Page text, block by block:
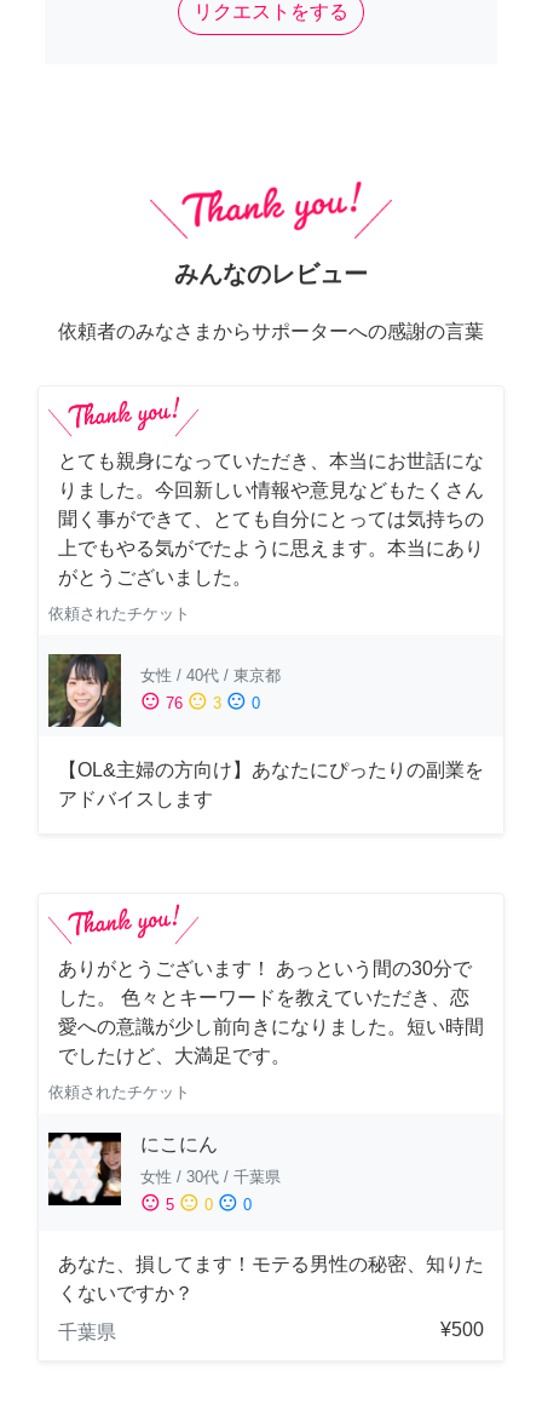
リクエストをする
みんなのレビュー
依頼者のみなさまからサポーターへの感謝の言葉
とても親身になっていただき、本当にお世話にな
りました。今回新しい情報や意見などもたくさん
聞く事ができて、とても自分にとっては気持ちの
上でもやる気がでたように思えます。本当にあり
がとうございました。
依頼されたチケット
女性 / 40代 / 東京都
sentiment_satisfied 76 sentiment_neutral 3 sentiment_dissatisfied 0
【OL&主婦の方向け】あなたにぴったりの副業を
アドバイスします
ありがとうございます！ あっという間の30分で
した。 色々とキーワードを教えていただき、恋
愛への意識が少し前向きになりました。短い時間
でしたけど、大満足です。
依頼されたチケット
にこにん
女性 / 30代 / 千葉県
sentiment_satisfied 5 sentiment_neutral 0 sentiment_dissatisfied 0
あなた、損してます！モテる男性の秘密、知りた
くないですか？
千葉県
¥500